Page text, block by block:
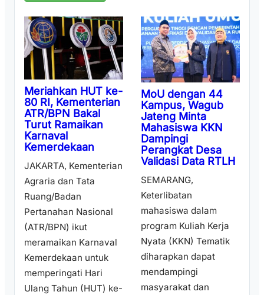
Meriahkan HUT ke-
80 RI, Kementerian
ATR/BPN Bakal
Turut Ramaikan
Karnaval
Kemerdekaan
JAKARTA, Kementerian
Agraria dan Tata
Ruang/Badan
Pertanahan Nasional
(ATR/BPN) ikut
meramaikan Karnaval
Kemerdekaan untuk
memperingati Hari
Ulang Tahun (HUT) ke-
MoU dengan 44
Kampus, Wagub
Jateng Minta
Mahasiswa KKN
Dampingi
Perangkat Desa
Validasi Data RTLH
SEMARANG,
Keterlibatan
mahasiswa dalam
program Kuliah Kerja
Nyata (KKN) Tematik
diharapkan dapat
mendampingi
masyarakat dan